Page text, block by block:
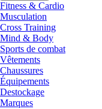
Fitness & Cardio
Musculation
Cross Training
Mind & Body
Sports de combat
Vêtements
Chaussures
Équipements
Destockage
Marques